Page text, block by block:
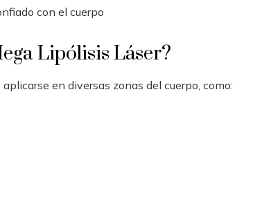
con el cuerpo
Lipólisis Láser?
en diversas zonas del cuerpo, como: